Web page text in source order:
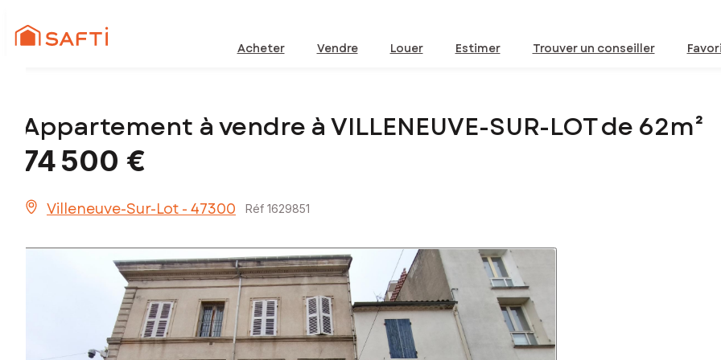
Acheter Vendre Louer Estimer Trouver un conseiller
Appartement à vendre à VILLENEUVE-SUR-LOT de 62m²
74 500 €
Villeneuve-Sur-Lot - 47300 Réf 1629851